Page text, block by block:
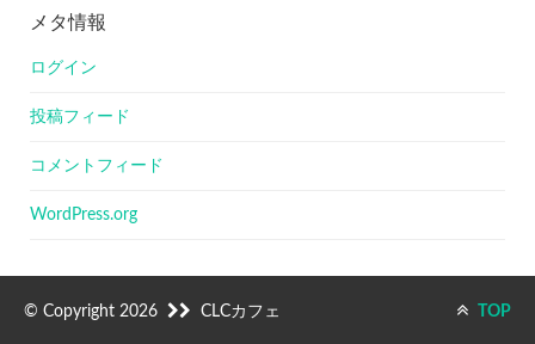
メタ情報
ログイン
投稿フィード
コメントフィード
WordPress.org
© Copyright 2026 CLCカフェ TOP